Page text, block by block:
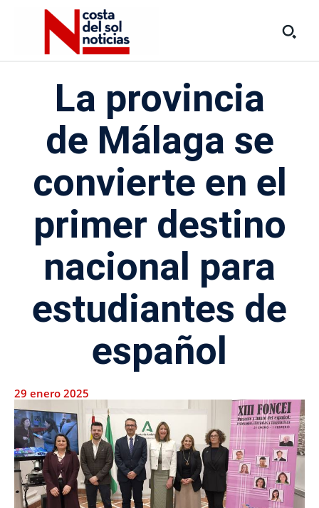
La provincia
de Málaga se
convierte en el
primer destino
nacional para
estudiantes de
español
29 enero 2025